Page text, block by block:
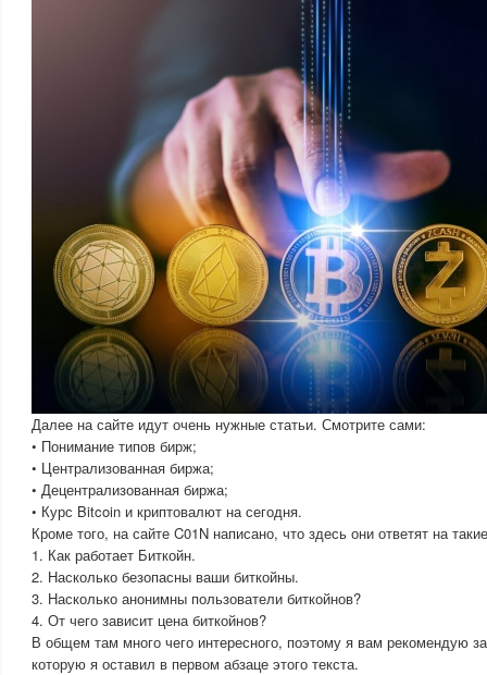
Далее на сайте идут очень нужные статьи. Смотрите сами:
• Понимание типов бирж;
• Централизованная биржа;
• Децентрализованная биржа;
• Курс Bitcoin и криптовалют на сегодня.
Кроме того, на сайте C01N написано, что здесь они ответят на
1. Как работает Биткойн.
2. Насколько безопасны ваши биткойны.
3. Насколько анонимны пользователи биткойнов?
4. От чего зависит цена биткойнов?
В общем там много чего интересного, поэтому я вам рекомендую
которую я оставил в первом абзаце этого текста.